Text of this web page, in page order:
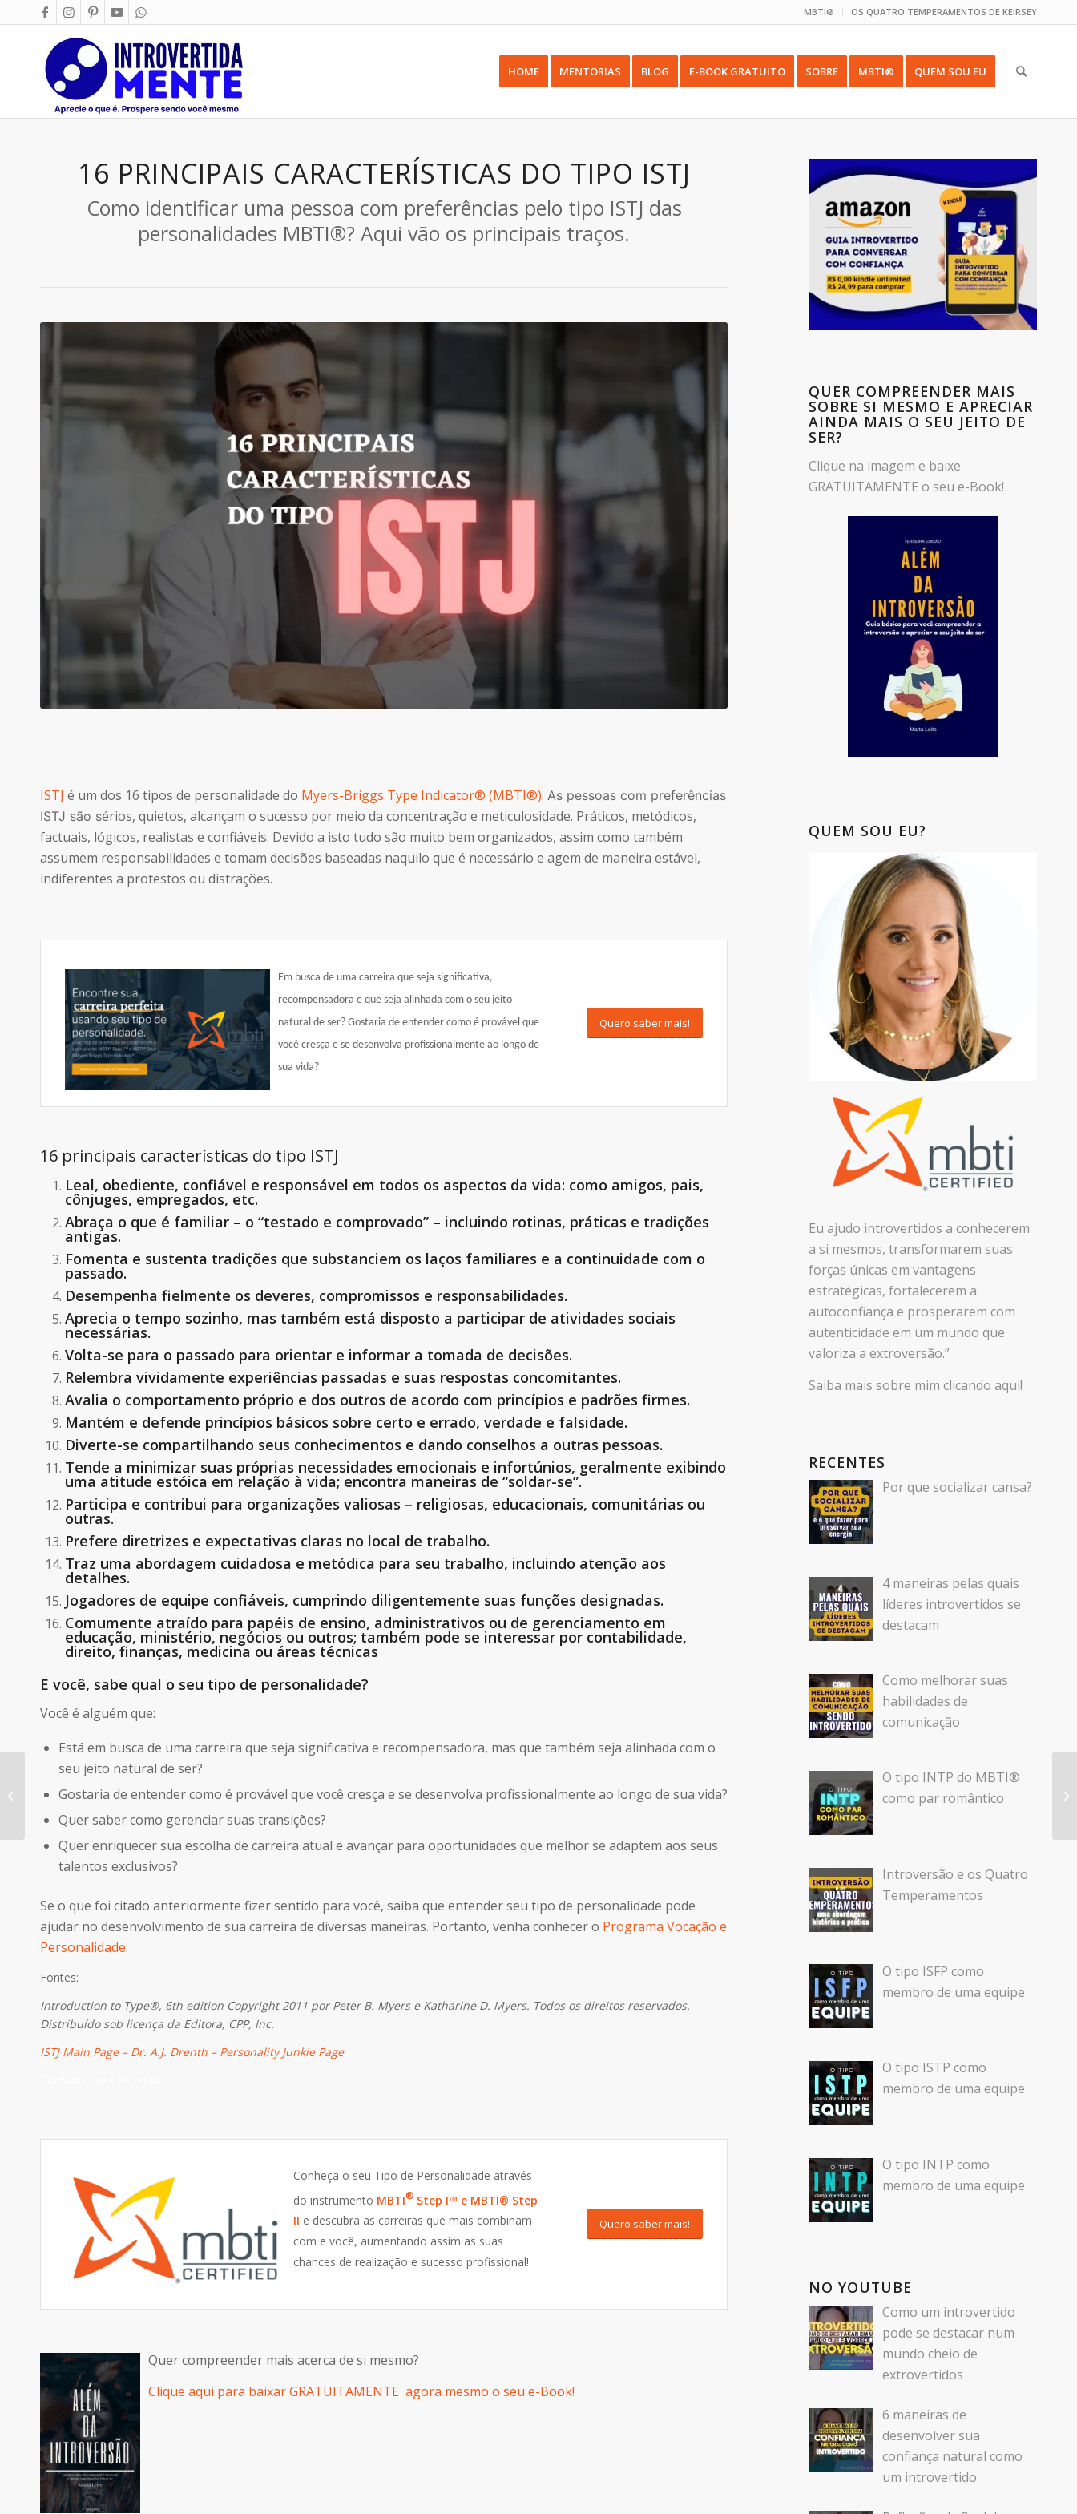
MBTI® OS QUATRO TEMPERAMENTOS DE KEIRSEY
HOME MENTORIAS BLOG E-BOOK GRATUITO SOBRE MBTI® QUEM SOU EU
16 PRINCIPAIS CARACTERÍSTICAS DO TIPO ISTJ
Como identificar uma pessoa com preferências pelo tipo ISTJ das
personalidades MBTI®? Aqui vão os principais traços.
ISTJ é um dos 16 tipos de personalidade do Myers-Briggs Type Indicator® (MBTI®). As pessoas com preferências
ISTJ são sérios, quietos, alcançam o sucesso por meio da concentração e meticulosidade. Práticos, metódicos,
factuais, lógicos, realistas e confiáveis. Devido a isto tudo são muito bem organizados, assim como também
assumem responsabilidades e tomam decisões baseadas naquilo que é necessário e agem de maneira estável,
indiferentes a protestos ou distrações.
Em busca de uma carreira que seja significativa,
recompensadora e que seja alinhada com o seu jeito
natural de ser? Gostaria de entender como é provável que
você cresça e se desenvolva profissionalmente ao longo de
sua vida?
Quero saber mais!
16 principais características do tipo ISTJ
Leal, obediente, confiável e responsável em todos os aspectos da vida: como amigos, pais,
cônjuges, empregados, etc.
Abraça o que é familiar – o “testado e comprovado” – incluindo rotinas, práticas e tradições
antigas.
Fomenta e sustenta tradições que substanciem os laços familiares e a continuidade com o
passado.
Desempenha fielmente os deveres, compromissos e responsabilidades.
Aprecia o tempo sozinho, mas também está disposto a participar de atividades sociais
necessárias.
Volta-se para o passado para orientar e informar a tomada de decisões.
Relembra vividamente experiências passadas e suas respostas concomitantes.
Avalia o comportamento próprio e dos outros de acordo com princípios e padrões firmes.
Mantém e defende princípios básicos sobre certo e errado, verdade e falsidade.
Diverte-se compartilhando seus conhecimentos e dando conselhos a outras pessoas.
Tende a minimizar suas próprias necessidades emocionais e infortúnios, geralmente exibindo
uma atitude estóica em relação à vida; encontra maneiras de “soldar-se”.
Participa e contribui para organizações valiosas – religiosas, educacionais, comunitárias ou
outras.
Prefere diretrizes e expectativas claras no local de trabalho.
Traz uma abordagem cuidadosa e metódica para seu trabalho, incluindo atenção aos
detalhes.
Jogadores de equipe confiáveis, cumprindo diligentemente suas funções designadas.
Comumente atraído para papéis de ensino, administrativos ou de gerenciamento em
educação, ministério, negócios ou outros; também pode se interessar por contabilidade,
direito, finanças, medicina ou áreas técnicas
E você, sabe qual o seu tipo de personalidade?
Você é alguém que:
Está em busca de uma carreira que seja significativa e recompensadora, mas que também seja alinhada com o
seu jeito natural de ser?
Gostaria de entender como é provável que você cresça e se desenvolva profissionalmente ao longo de sua vida?
Quer saber como gerenciar suas transições?
Quer enriquecer sua escolha de carreira atual e avançar para oportunidades que melhor se adaptem aos seus
talentos exclusivos?
Se o que foi citado anteriormente fizer sentido para você, saiba que entender seu tipo de personalidade pode
ajudar no desenvolvimento de sua carreira de diversas maneiras. Portanto, venha conhecer o Programa Vocação e
Personalidade.
Fontes:
Introduction to Type®, 6th edition Copyright 2011 por Peter B. Myers e Katharine D. Myers. Todos os direitos reservados.
Distribuído sob licença da Editora, CPP, Inc.
ISTJ Main Page – Dr. A.J. Drenth – Personality Junkie Page
Conheça o seu Tipo de Personalidade através
do instrumento MBTI® Step I™ e MBTI® Step
II e descubra as carreiras que mais combinam
com e você, aumentando assim as suas
chances de realização e sucesso profissional!
Quero saber mais!
Quer compreender mais acerca de si mesmo?
Clique aqui para baixar GRATUITAMENTE agora mesmo o seu e-Book!
QUER COMPREENDER MAIS
SOBRE SI MESMO E APRECIAR
AINDA MAIS O SEU JEITO DE
SER?
Clique na imagem e baixe
GRATUITAMENTE o seu e-Book!
QUEM SOU EU?
Eu ajudo introvertidos a conhecerem
a si mesmos, transformarem suas
forças únicas em vantagens
estratégicas, fortalecerem a
autoconfiança e prosperarem com
autenticidade em um mundo que
valoriza a extroversão.”
Saiba mais sobre mim clicando aqui!
RECENTES
Por que socializar cansa?
4 maneiras pelas quais
líderes introvertidos se
destacam
Como melhorar suas
habilidades de
comunicação
O tipo INTP do MBTI®
como par romântico
Introversão e os Quatro
Temperamentos
O tipo ISFP como
membro de uma equipe
O tipo ISTP como
membro de uma equipe
O tipo INTP como
membro de uma equipe
NO YOUTUBE
Como um introvertido
pode se destacar num
mundo cheio de
extrovertidos
6 maneiras de
desenvolver sua
confiança natural como
um introvertido
14 principais
características do tipo